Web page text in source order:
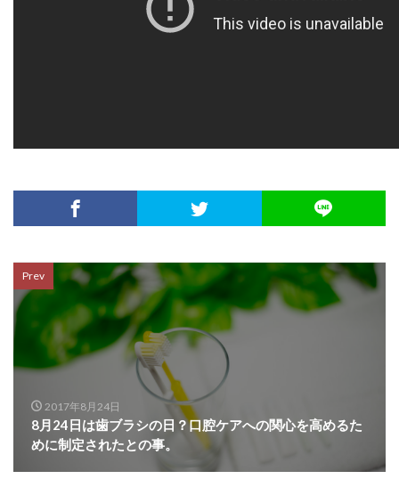
Prev
2017年8月24日
8月24日は歯ブラシの日？口腔ケアへの関心を高めるた
めに制定されたとの事。